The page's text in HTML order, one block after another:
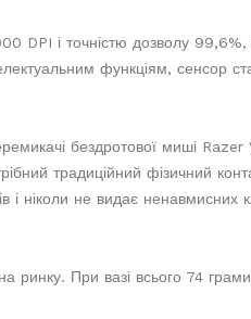
DPI і точністю дозволу
функціям, сенсор
бездротової миші
традиційний фізичний
і ніколи не видає ненавмисних
ринку. При вазі всього 74